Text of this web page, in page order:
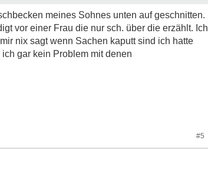
meines Sohnes unten auf geschnitten.
vor einer Frau die nur sch. über die erzählt. Ich
nix sagt wenn Sachen kaputt sind ich hatte
gar kein Problem mit denen
#5